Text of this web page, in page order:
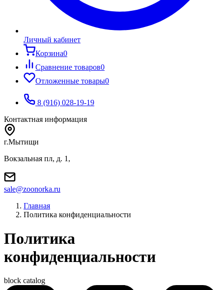
Личный кабинет
Корзина0
Сравнение товаров0
Отложенные товары0
8 (916) 028-19-19
Контактная информация
г.Мытищи
Вокзальная пл, д. 1,
sale@zoonorka.ru
Главная
Политика конфиденциальности
Политика
конфиденциальности
block catalog